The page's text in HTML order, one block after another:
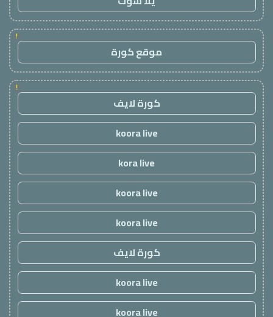
!
موقع كورة
!
كورة لايف
koora live
kora live
koora live
koora live
كورة لايف
koora live
koora live